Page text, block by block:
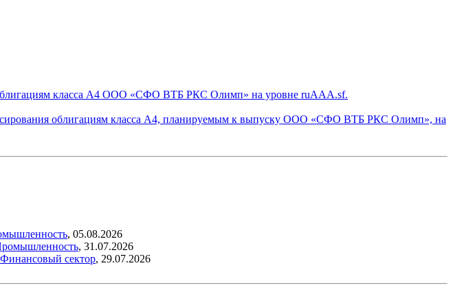
облигациям класса А4 ООО «СФО ВТБ РКС Олимп» на уровне ruAAA.sf.
облигациям класса А4, планируемым к выпуску ООО «СФО ВТБ РКС Олимп», на
, 05.08.2026
, 31.07.2026
Финансовый сектор, 29.07.2026